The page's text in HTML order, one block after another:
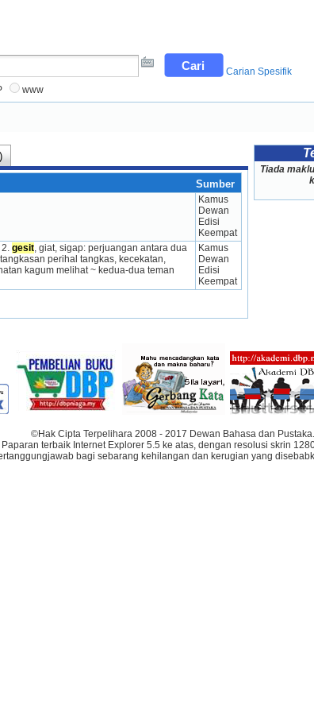
Carian Spesifik
www
Sumber
Kamus
Dewan
Edisi
Keempat
gesit, giat, sigap: perjuangan antara dua
perihal tangkas, kecekatan,
kagum melihat ~ kedua-dua teman
Kamus
Dewan
Edisi
Keempat
Tiada
©Hak Cipta Terpelihara 2008 - 2017 Dewan Bahasa dan Pustaka.
Paparan terbaik Internet Explorer 5.5 ke atas, dengan resolusi skrin
bagi sebarang kehilangan dan kerugian yang